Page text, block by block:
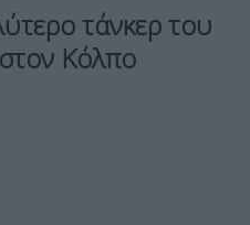
τάνκερ του
Κόλπο